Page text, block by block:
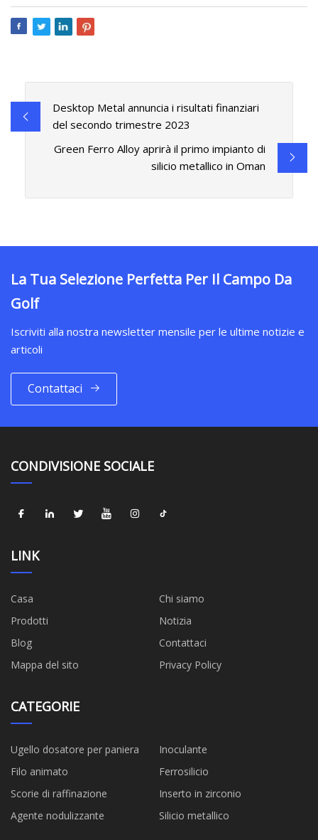
Desktop Metal annuncia i risultati finanziari
del secondo trimestre 2023
Green Ferro Alloy aprirà il primo impianto di
silicio metallico in Oman
La Tua Selezione Perfetta Per Il Campo Da
Golf
Iscriviti alla nostra newsletter mensile per le ultime notizie e
articoli
Contattaci
CONDIVISIONE SOCIALE
LINK
Casa
Chi siamo
Prodotti
Notizia
Blog
Contattaci
Mappa del sito
Privacy Policy
CATEGORIE
Ugello dosatore per paniera
Inoculante
Filo animato
Ferrosilicio
Scorie di raffinazione
Inserto in zirconio
Agente nodulizzante
Silicio metallico